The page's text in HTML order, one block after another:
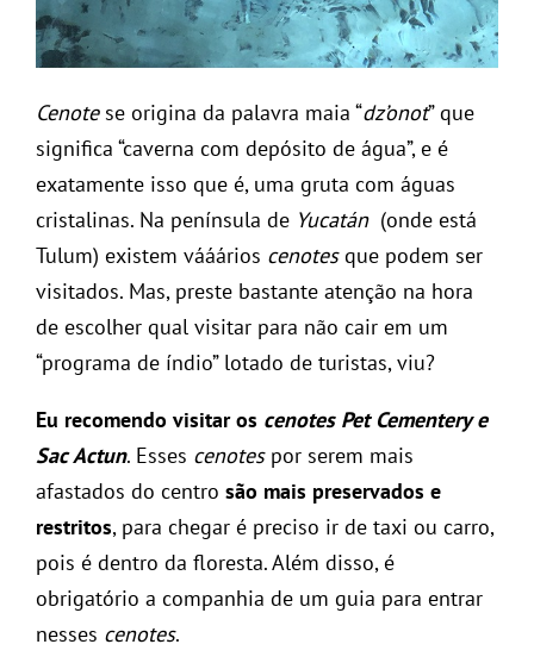
Cenotese origina da palavra maia “dz’onot” que
significa “caverna com depósito de água”, e é
exatamente isso que é, uma gruta com águas
cristalinas. Na península de Yucatán(onde está
Tulum) existem vááários cenotesque podem ser
visitados. Mas, preste bastante atenção na hora
de escolher qual visitar para não cair em um
“programa de índio” lotado de turistas, viu?
Eu recomendo visitar os cenotes Pet Cementery e
Sac Actun. Esses cenotespor serem mais
afastados do centro são mais preservados e
restritos, para chegar é preciso ir de taxi ou carro,
pois é dentro da floresta. Além disso, é
obrigatório a companhia de um guia para entrar
nesses cenotes.